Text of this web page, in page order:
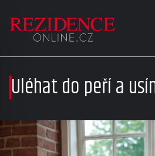
Uléhat do peří a